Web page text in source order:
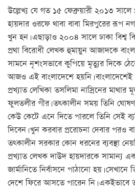
উল্লেখ্য যে গত ১৫ ফেব্রুয়ারী ২০১৩ সালে
হায়দার ওরফে থাবা বাবা মিরপুরের রূপ
খুন হন। এছাড়াও ২০০৪ সালে ঢাকা বিশ্ব
প্রথা বিরোধী লেখক হুমায়ুন আজাদকে
সামনে নৃশংসভাবে কুপিয়ে মৃত্যুর দিকে
আজও এই বাংলাদেশে হয়নি।
প্রখ্যাত লেখিকা তসলিমা নাস্রিনের মাথার
ফুলতলীর পীর। তৎকালীন সময় তিনি
কেউ কেটে এনে দিতে পারলে তিনি সেই
দিবেন। খুন করবার প্ররোচনা দেবার পরও
তৎকালীন সরকার কোন ধরনের ব্যবস্থা
প্রখ্যাত লেখক দাউদ হায়দারকে সামান্য
জার্মানিতে নির্বাসনে পাঠানো হয়।
দেশে ফিরে আসতে পারেন নি। একইভাবে